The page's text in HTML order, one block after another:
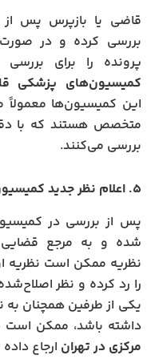
قاضی یا بازپرس پس از
بررسی کرده و در صورت
پرونده را برای
کمیسیون‌های پزشکی
این کمیسیون‌ها
متخصص هستند که با
بررسی می‌کنند.
۵. اعلام نظر جدید کمیسیون تخصصی
پس از بررسی در
شده و به مرجع
نظریه ممکن است نظریه
را رد کرده و نظر
یکی از طرفین همچنان به
داشته باشد، ممکن
مرکزی در تهران ارجاع